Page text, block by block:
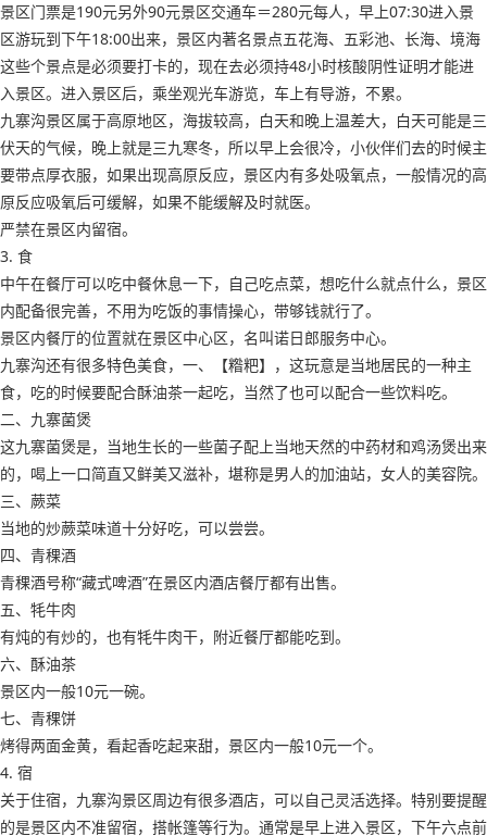
景区门票是190元另外90元景区交通车＝280元每人，早上07:30进入景
区游玩到下午18:00出来，景区内著名景点五花海、五彩池、长海、境海
这些个景点是必须要打卡的，现在去必须持48小时核酸阴性证明才能进
入景区。进入景区后，乘坐观光车游览，车上有导游，不累。
九寨沟景区属于高原地区，海拔较高，白天和晚上温差大，白天可能是三
伏天的气候，晚上就是三九寒冬，所以早上会很冷，小伙伴们去的时候主
要带点厚衣服，如果出现高原反应，景区内有多处吸氧点，一般情况的高
原反应吸氧后可缓解，如果不能缓解及时就医。
严禁在景区内留宿。
3. 食
中午在餐厅可以吃中餐休息一下，自己吃点菜，想吃什么就点什么，景区
内配备很完善，不用为吃饭的事情操心，带够钱就行了。
景区内餐厅的位置就在景区中心区，名叫诺日郎服务中心。
九寨沟还有很多特色美食，一、【糌粑】，这玩意是当地居民的一种主
食，吃的时候要配合酥油茶一起吃，当然了也可以配合一些饮料吃。
二、九寨菌煲
这九寨菌煲是，当地生长的一些菌子配上当地天然的中药材和鸡汤煲出来
的，喝上一口简直又鲜美又滋补，堪称是男人的加油站，女人的美容院。
三、蕨菜
当地的炒蕨菜味道十分好吃，可以尝尝。
四、青稞酒
青稞酒号称“藏式啤酒”在景区内酒店餐厅都有出售。
五、牦牛肉
有炖的有炒的，也有牦牛肉干，附近餐厅都能吃到。
六、酥油茶
景区内一般10元一碗。
七、青稞饼
烤得两面金黄，看起香吃起来甜，景区内一般10元一个。
4. 宿
关于住宿，九寨沟景区周边有很多酒店，可以自己灵活选择。特别要提醒
的是景区内不准留宿，搭帐篷等行为。通常是早上进入景区，下午六点前